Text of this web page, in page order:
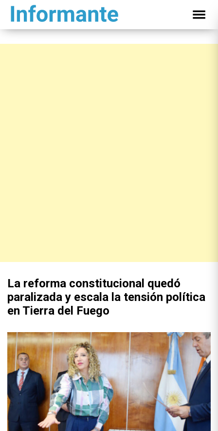
La reforma constitucional quedó
paralizada y escala la tensión política
en Tierra del Fuego